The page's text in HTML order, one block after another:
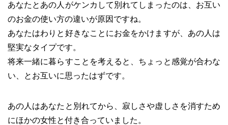
あなたとあの人がケンカして別れてしまったのは、お互い
のお金の使い方の違いが原因ですね。
あなたはわりと好きなことにお金をかけますが、あの人は
堅実なタイプです。
将来一緒に暮らすことを考えると、ちょっと感覚が合わな
い、とお互いに思ったはずです。
あの人はあなたと別れてから、寂しさや虚しさを消すため
にほかの女性と付き合っていました。